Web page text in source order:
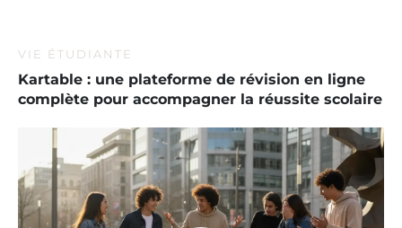
VIE ÉTUDIANTE
Kartable : une plateforme de révision en ligne
complète pour accompagner la réussite scolaire